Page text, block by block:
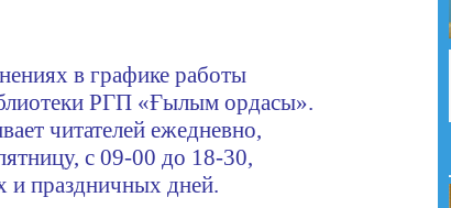
в графике работы
РГП «Ғылым ордасы».
читателей ежедневно,
с 09-00 до 18-30,
и праздничных дней.